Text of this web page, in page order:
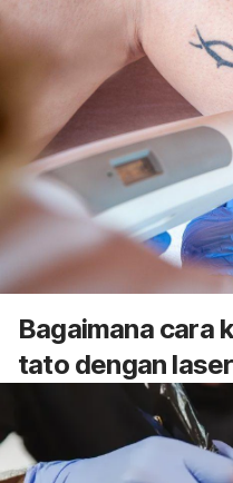
Bagaimana cara
tato dengan